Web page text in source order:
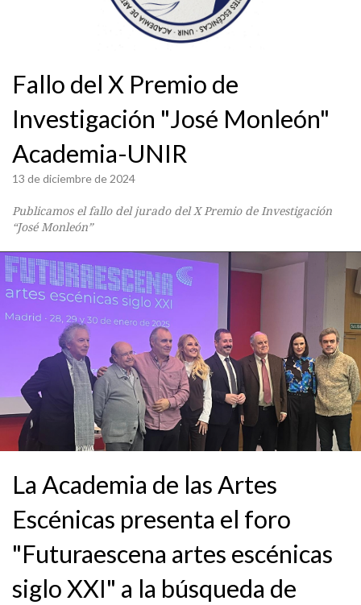
Fallo del X Premio de
Investigación "José Monleón"
Academia-UNIR
13 de diciembre de 2024
Publicamos el fallo del jurado del X Premio de Investigación
“José Monleón”
La Academia de las Artes
Escénicas presenta el foro
"Futuraescena artes escénicas
siglo XXI" a la búsqueda de